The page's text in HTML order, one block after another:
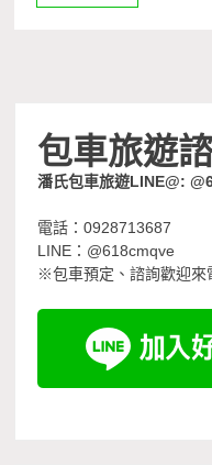
包車旅遊
潘氏包車旅遊LINE@:
電話：0928713687
LINE：@618cmqve
※包車預定、諮詢歡迎來